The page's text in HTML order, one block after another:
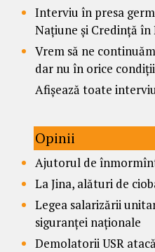
Interviu în presa
Națiune și Credință în
Vrem să ne
dar nu în orice condiții
Afișează toate
Opinii
Ajutorul de
La Jina, alături de
Legea salarizării
siguranței naționale
Demolatorii USR